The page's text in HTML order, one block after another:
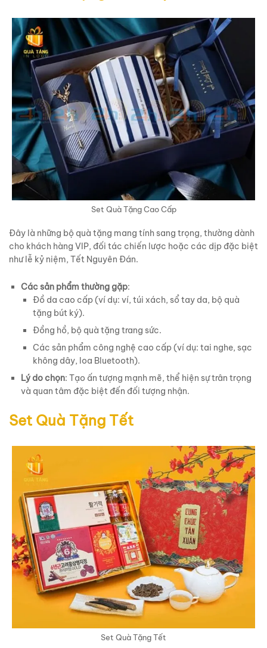
Set Quà Tặng Cao Cấp
Đây là những bộ quà tặng mang tính sang trọng, thường dành
cho khách hàng VIP, đối tác chiến lược hoặc các dịp đặc biệt
như lễ kỷ niệm, Tết Nguyên Đán.
Các sản phẩm thường gặp:
Đồ da cao cấp (ví dụ: ví, túi xách, sổ tay da, bộ quà
tặng bút ký).
Đồng hồ, bộ quà tặng trang sức.
Các sản phẩm công nghệ cao cấp (ví dụ: tai nghe, sạc
không dây, loa Bluetooth).
Lý do chọn: Tạo ấn tượng mạnh mẽ, thể hiện sự trân trọng
và quan tâm đặc biệt đến đối tượng nhận.
Set Quà Tặng Tết
Set Quà Tặng Tết